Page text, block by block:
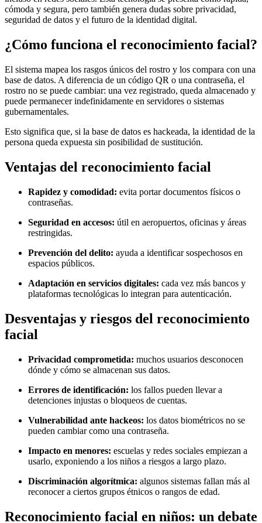
cómoda y segura, pero también genera dudas sobre privacidad,
seguridad de datos y el futuro de la identidad digital.
¿Cómo funciona el reconocimiento facial?
El sistema mapea los rasgos únicos del rostro y los compara con una
base de datos. A diferencia de un código QR o una contraseña, el
rostro no se puede cambiar: una vez registrado, queda almacenado y
puede permanecer indefinidamente en servidores o sistemas
gubernamentales.
Esto significa que, si la base de datos es hackeada, la identidad de la
persona queda expuesta sin posibilidad de sustitución.
Ventajas del reconocimiento facial
Rapidez y comodidad: evita portar documentos físicos o
contraseñas.
Seguridad en accesos: útil en aeropuertos, oficinas y áreas
restringidas.
Prevención del delito: ayuda a identificar sospechosos en
espacios públicos.
Adaptación en servicios digitales: cada vez más bancos y
plataformas tecnológicas lo integran para autenticación.
Desventajas y riesgos del reconocimiento
facial
Privacidad comprometida: muchos usuarios desconocen
dónde y cómo se almacenan sus datos.
Errores de identificación: los fallos pueden llevar a
detenciones injustas o bloqueos de cuentas.
Vulnerabilidad ante hackeos: los datos biométricos no se
pueden cambiar como una contraseña.
Impacto en menores: escuelas y redes sociales empiezan a
usarlo, exponiendo a los niños a riesgos a largo plazo.
Discriminación algorítmica: algunos sistemas fallan más al
reconocer a ciertos grupos étnicos o rangos de edad.
Reconocimiento facial en niños: un debate